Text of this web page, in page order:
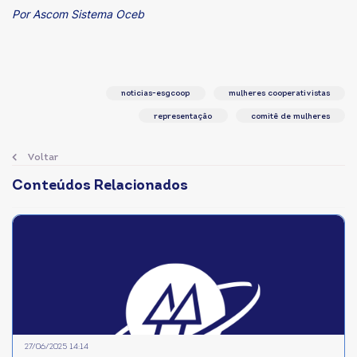
Por Ascom Sistema Oceb
Voltar
noticias-esgcoop mulheres cooperativistas
representação comitê de mulheres
Conteúdos Relacionados
27/06/2025 14:14